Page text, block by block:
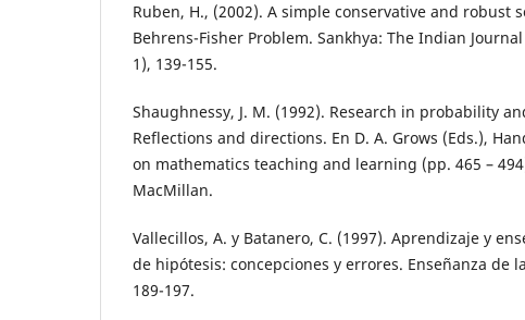
Ruben, H., (2002). A simple conservative and robust
Behrens-Fisher Problem. Sankhya: The Indian
1), 139-155.
Shaughnessy, J. M. (1992). Research in probability
Reflections and directions. En D. A. Grows (Eds.),
on mathematics teaching and learning (pp. 465 –
MacMillan.
Vallecillos, A. y Batanero, C. (1997). Aprendizaje y
de hipótesis: concepciones y errores. Enseñanza de
189-197.